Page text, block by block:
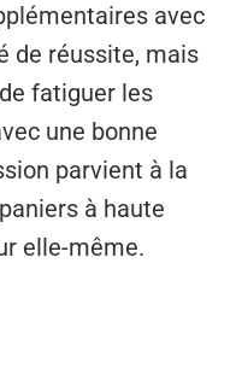
avec
de réussite, mais
fatiguer les
une bonne
parvient à la
à haute
elle-même.